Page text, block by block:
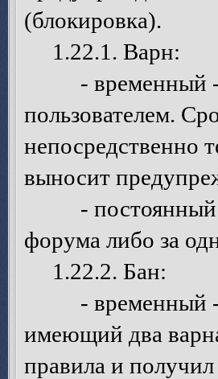
(блокировка).
1.22.1. Варн:
- временный -
пользователем.
непосредственно
выносит
- постоянный -
форума либо за
1.22.2. Бан:
- временный -
имеющий два
правила и